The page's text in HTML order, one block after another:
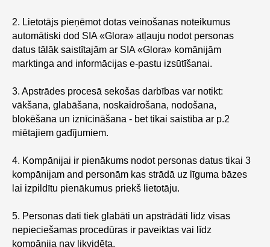
2. Lietotājs pieņēmot dotas veinošanas noteikumus
automātiski dod SIA «Glora» atļauju nodot personas
datus tālāk saistītajām ar SIA «Glora» komānijām
marktinga and informācijas e-pastu izsūtīšanai.
3. Apstrādes procesā sekošas darbības var notikt:
vākšana, glabāšana, noskaidrošana, nodošana,
blokēšana un iznīcināšana - bet tikai saistība ar p.2
miētajiem gadījumiem.
4. Kompānijai ir pienākums nodot personas datus tikai 3
kompānijam and personām kas strādā uz līguma bāzes
lai izpildītu pienākumus priekš lietotāju.
5. Personas dati tiek glabāti un apstrādāti līdz visas
nepieciešamas procedūras ir paveiktas vai līdz
kompānija nav likvidēta.